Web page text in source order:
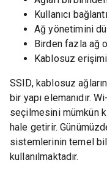
Kullanıcı
Ağ yönetimini
Birden fazla ağ
Kablosuz erişimi
SSID, kablosuz
bir yapı elemanıdır.
seçilmesini mümkün
hale getirir.
sistemlerinin temel
kullanılmaktadır.